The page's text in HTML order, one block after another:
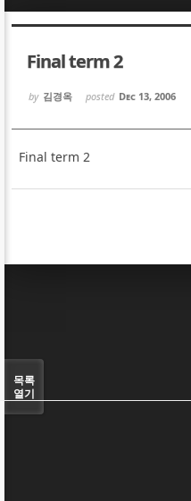
Final term 2
by 김경옥 posted Dec 13, 2006
Final term 2
목록
열기
Sketchbook5,
Sketchbook5,
Sketchbook5,
Sketchbook5,